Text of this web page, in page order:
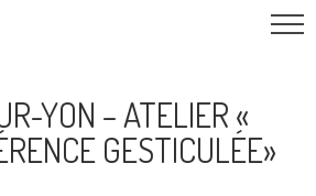
YON – ATELIER «
GESTICULÉE»